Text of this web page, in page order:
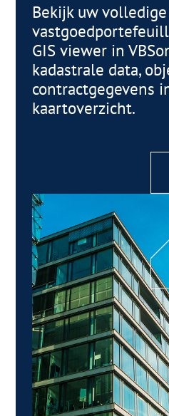
Bekijk uw
GIS viewer in
kadastrale data,
contractgegevens
kaartoverzicht.